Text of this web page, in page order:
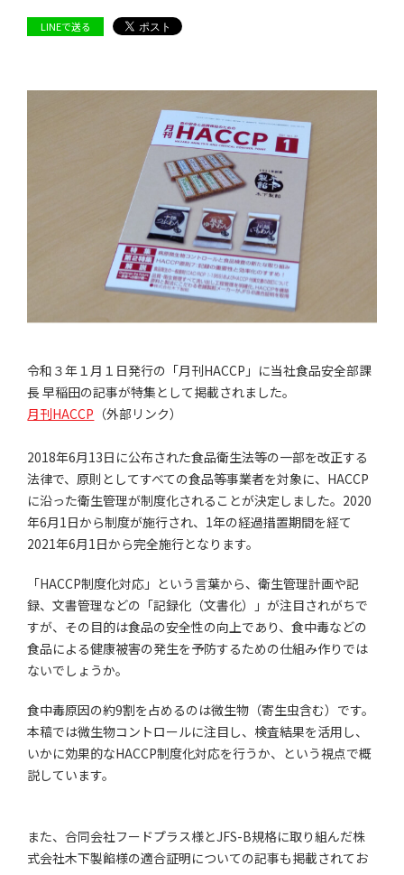
LINEで送る
令和３年１月１日発行の「月刊HACCP」に当社食品安全部課
長 早稲田の記事が特集として掲載されました。
月刊HACCP （外部リンク）
2018年6月13日に公布された食品衛生法等の一部を改正する
法律で、原則としてすべての食品等事業者を対象に、HACCP
に沿った衛生管理が制度化されることが決定しました。2020
年6月1日から制度が施行され、1年の経過措置期間を経て
2021年6月1日から完全施行となります。
「HACCP制度化対応」という言葉から、衛生管理計画や記
録、文書管理などの「記録化（文書化）」が注目されがちで
すが、その目的は食品の安全性の向上であり、食中毒などの
食品による健康被害の発生を予防するための仕組み作りでは
ないでしょうか。
食中毒原因の約9割を占めるのは微生物（寄生虫含む）です。
本稿では微生物コントロールに注目し、検査結果を活用し、
いかに効果的なHACCP制度化対応を行うか、という視点で概
説しています。
また、合同会社フードプラス様とJFS-B規格に取り組んだ株
式会社木下製餡様の適合証明についての記事も掲載されてお